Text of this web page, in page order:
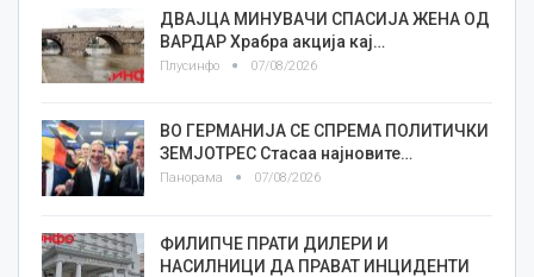
ДВАЈЦА МИНУВАЧИ СПАСИЈА ЖЕНА ОД
ВАРДАР Храбра акција кај…
Плусинфо 07/08/2026
ВО ГЕРМАНИЈА СЕ СПРЕМА ПОЛИТИЧКИ
ЗЕМЈОТРЕС Стасаа најновите…
Панорама 07/08/2026
ФИЛИПЧЕ ПРАТИ ДИЛЕРИ И
НАСИЛНИЦИ ДА ПРАВАТ ИНЦИДЕНТИ